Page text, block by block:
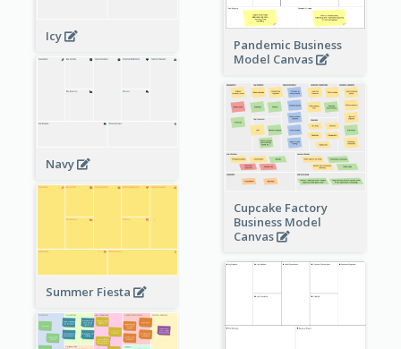
Icy
Pandemic Business
Model Canvas
Navy
Cupcake Factory
Business Model
Canvas
Summer Fiesta